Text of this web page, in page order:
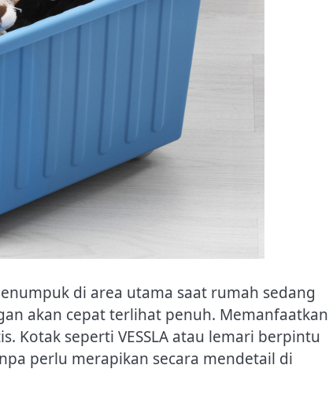
di area utama saat rumah sedang
akan cepat terlihat penuh. Memanfaatkan
Kotak seperti VESSLA atau lemari berpintu
perlu merapikan secara mendetail di